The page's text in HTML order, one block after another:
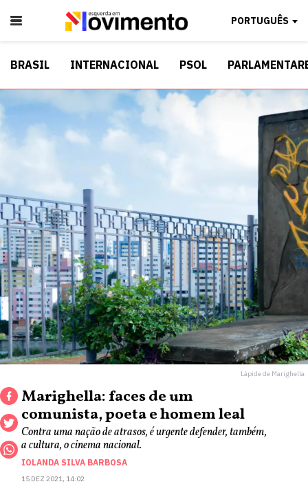
PORTUGUÊS
BRASIL INTERNACIONAL PSOL
Lápide de Marighella
Marighella: faces de um
comunista, poeta e homem leal
Contra uma nação de atrasos, é urgente defender, também,
a cultura, o cinema nacional.
IOLANDA SILVA BARBOSA
15 DEZ 2021, 14:02